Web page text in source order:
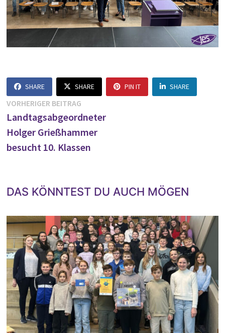
SHARE SHARE PIN IT SHARE
Beitragsnavigation
VORHERIGER BEITRAGVorheriger
Beitrag:
Landtagsabgeordneter
Holger Grießhammer
besucht 10. Klassen
DAS KÖNNTEST DU AUCH MÖGEN